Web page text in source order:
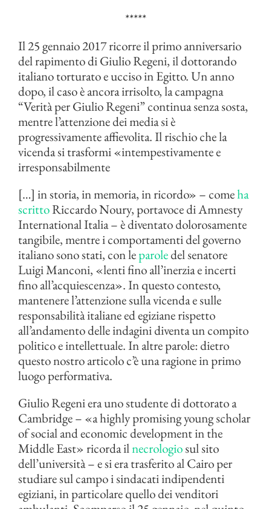
*****
Il 25 gennaio 2017 ricorre il primo anniversario
del rapimento di Giulio Regeni, il dottorando
italiano torturato e ucciso in Egitto. Un anno
dopo, il caso è ancora irrisolto, la campagna
“Verità per Giulio Regeni” continua senza sosta,
mentre l’attenzione dei media si è
progressivamente affievolita. Il rischio che la
vicenda si trasformi «intempestivamente e
irresponsabilmente
[…] in storia, in memoria, in ricordo» – comeha
scrittoRiccardo Noury, portavoce di Amnesty
International Italia – è diventato dolorosamente
tangibile, mentre i comportamenti del governo
italiano sono stati, con leparoledel senatore
Luigi Manconi, «lenti fino all’inerzia e incerti
fino all’acquiescenza». In questo contesto,
mantenere l’attenzione sulla vicenda e sulle
responsabilità italiane ed egiziane rispetto
all’andamento delle indagini diventa un compito
politico e intellettuale. In altre parole: dietro
questo nostro articolo c’è una ragione in primo
luogo performativa.
Giulio Regeni era uno studente di dottorato a
Cambridge – «a highly promising young scholar
of social and economic development in the
Middle East» ricorda ilnecrologiosul sito
dell’università – e si era trasferito al Cairo per
studiare sul campo i sindacati indipendenti
egiziani, in particolare quello dei venditori